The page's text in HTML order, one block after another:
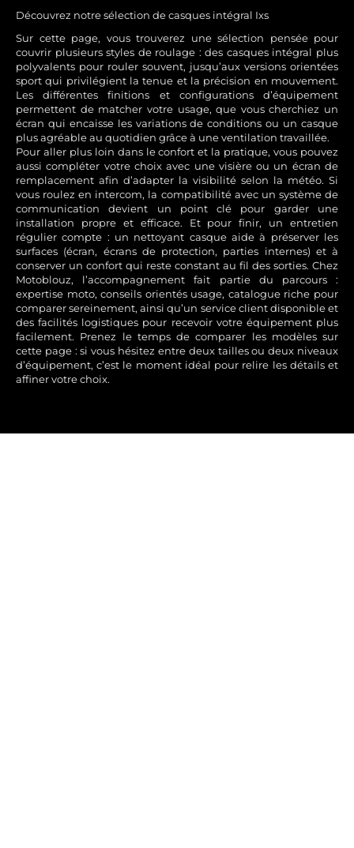
Découvrez notre sélection de casques intégral Ixs
Sur cette page, vous trouverez une sélection pensée pour
couvrir plusieurs styles de roulage : des casques intégral plus
polyvalents pour rouler souvent, jusqu’aux versions orientées
sport qui privilégient la tenue et la précision en mouvement.
Les différentes finitions et configurations d’équipement
permettent de matcher votre usage, que vous cherchiez un
écran qui encaisse les variations de conditions ou un casque
plus agréable au quotidien grâce à une ventilation travaillée.
Pour aller plus loin dans le confort et la pratique, vous pouvez
aussi compléter votre choix avec une visière ou un écran de
remplacement afin d’adapter la visibilité selon la météo. Si
vous roulez en intercom, la compatibilité avec un système de
communication devient un point clé pour garder une
installation propre et efficace. Et pour finir, un entretien
régulier compte : un nettoyant casque aide à préserver les
surfaces (écran, écrans de protection, parties internes) et à
conserver un confort qui reste constant au fil des sorties. Chez
Motoblouz, l’accompagnement fait partie du parcours :
expertise moto, conseils orientés usage, catalogue riche pour
comparer sereinement, ainsi qu’un service client disponible et
des facilités logistiques pour recevoir votre équipement plus
facilement. Prenez le temps de comparer les modèles sur
cette page : si vous hésitez entre deux tailles ou deux niveaux
d’équipement, c’est le moment idéal pour relire les détails et
affiner votre choix.